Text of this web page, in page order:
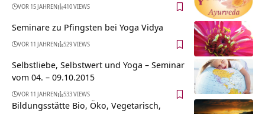
VOR 15 JAHREN 410 VIEWS
Seminare zu Pfingsten bei Yoga Vidya
VOR 11 JAHREN 529 VIEWS
Selbstliebe, Selbstwert und Yoga – Seminar
vom 04. – 09.10.2015
VOR 11 JAHREN 533 VIEWS
Bildungsstätte Bio, Öko, Vegetarisch,